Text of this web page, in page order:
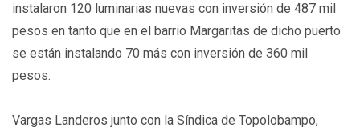
instalaron 120 luminarias nuevas con inversión de 487 mil
pesos en tanto que en el barrio Margaritas de dicho puerto
se están instalando 70 más con inversión de 360 mil
pesos.
Vargas Landeros junto con la Síndica de Topolobampo,